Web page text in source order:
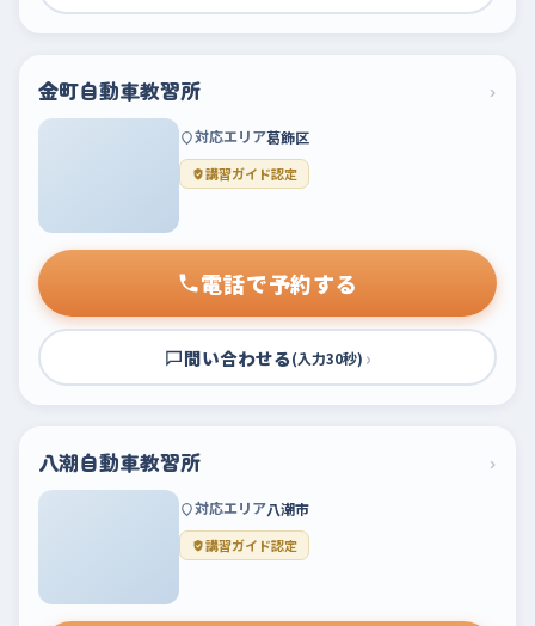
金町自動車教習所 ›
対応エリア葛飾区
講習ガイド認定
電話で予約する
問い合わせる(入力30秒) ›
八潮自動車教習所 ›
対応エリア八潮市
講習ガイド認定